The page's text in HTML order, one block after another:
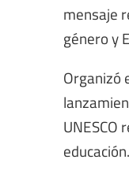
mensaje
género y
Organizó
educación.